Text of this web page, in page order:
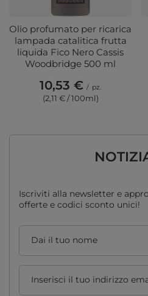
Olio profumato per ricarica
lampada catalitica frutta
liquida Fico Nero Cassis
Woodbridge 500 ml
10,53 € / pz.
(2,11 € / 100ml)
Iscriviti alla newsletter e
offerte e codici sconto unici!
Dai il tuo nome
Inserisci il tuo indirizzo